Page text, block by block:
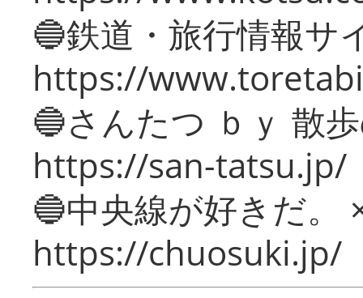
🔵鉄道・旅行情報サ
https://
🔵さんたつ ｂｙ 散
https://san-tatsu.jp/
🔵中央線が好きだ。
https://chuosuki.jp/